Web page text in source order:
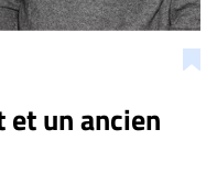
un ancien